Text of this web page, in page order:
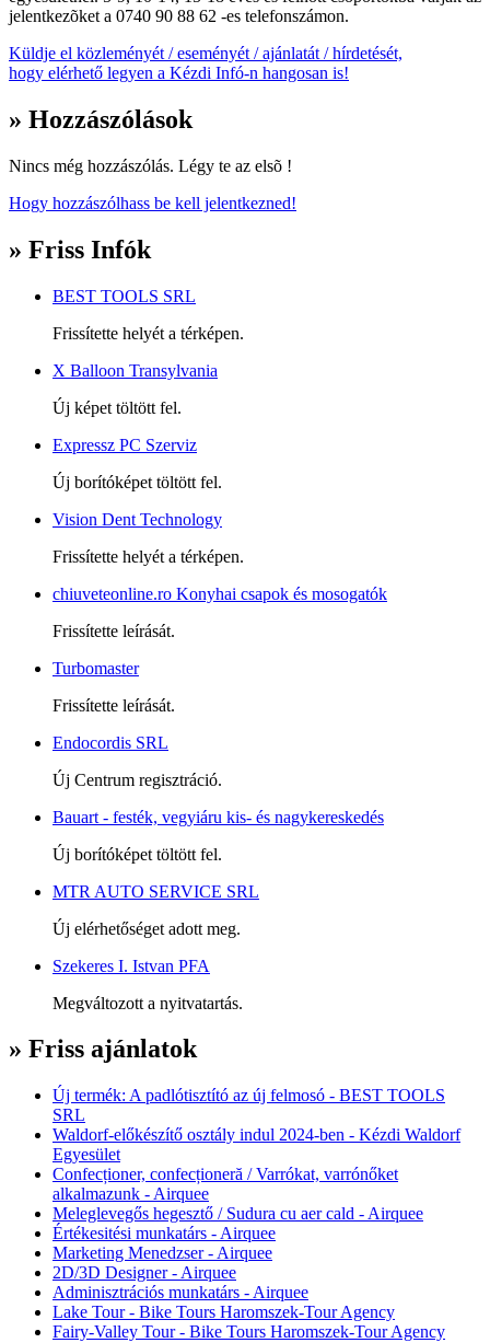
jelentkezõket a 0740 90 88 62 -es telefonszámon.
Küldje el közleményét / eseményét / ajánlatát / hírdetését,
hogy elérhető legyen a Kézdi Infó-n hangosan is!
» Hozzászólások
Nincs még hozzászólás. Légy te az elsõ !
Hogy hozzászólhass be kell jelentkezned!
» Friss Infók
BEST TOOLS SRL
Frissítette helyét a térképen.
X Balloon Transylvania
Új képet töltött fel.
Expressz PC Szerviz
Új borítóképet töltött fel.
Vision Dent Technology
Frissítette helyét a térképen.
chiuveteonline.ro Konyhai csapok és mosogatók
Frissítette leírását.
Turbomaster
Frissítette leírását.
Endocordis SRL
Új Centrum regisztráció.
Bauart - festék, vegyiáru kis- és nagykereskedés
Új borítóképet töltött fel.
MTR AUTO SERVICE SRL
Új elérhetőséget adott meg.
Szekeres I. Istvan PFA
Megváltozott a nyitvatartás.
» Friss ajánlatok
Új termék: A padlótisztító az új felmosó - BEST TOOLS
SRL
Waldorf-előkészítő osztály indul 2024-ben - Kézdi Waldorf
Egyesület
Confecționer, confecționeră / Varrókat, varrónőket
alkalmazunk - Airquee
Meleglevegős hegesztő / Sudura cu aer cald - Airquee
Értékesitési munkatárs - Airquee
Marketing Menedzser - Airquee
2D/3D Designer - Airquee
Adminisztrációs munkatárs - Airquee
Lake Tour - Bike Tours Haromszek-Tour Agency
Fairy-Valley Tour - Bike Tours Haromszek-Tour Agency